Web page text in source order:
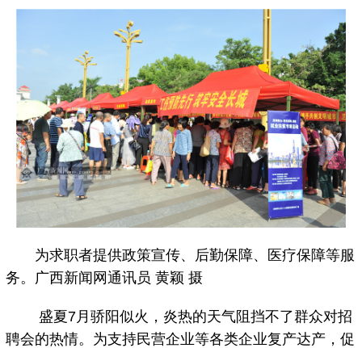
为求职者提供政策宣传、后勤保障、医疗保障等服
务。广西新闻网通讯员 黄颖 摄
盛夏7月骄阳似火，炎热的天气阻挡不了群众对招
聘会的热情。为支持民营企业等各类企业复产达产，促